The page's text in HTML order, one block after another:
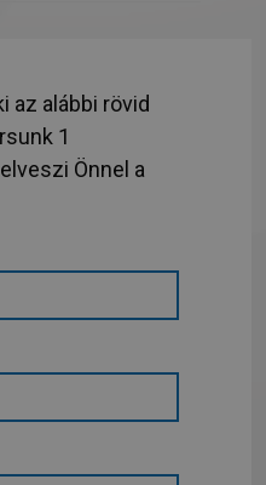
az alábbi rövid
1
Önnel a